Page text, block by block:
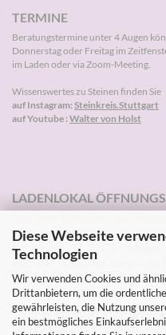
Diese Webseite
Technologien
Wir verwenden Cookies und
Drittanbietern, um die
gewährleisten, die Nutzung
ein bestmögliches
TERMINE
Beratungstermine unter 4 Augen
Donnerstag oder Freitag im
im Laden oder via Zoom-Meeting.
Wissenswertes zu Steinen finden Sie
auf Instagram:Steinkreis.Stuttgart
auf Youtube :Walter von Holst
LADENLOKAL
Walter von Holst
Kornbergstr. 32, 70176 Stuttgart -
zwischen Russische Kirche und
Tel: 0711-2271203 Instagram:
Sommer-Öffnungszeiten
Mi, Do, Fr 10-13h und 14-18.30h
Sa. 10-13h